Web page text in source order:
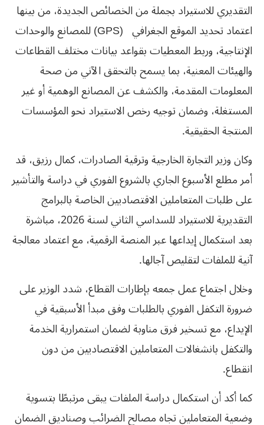
التقديري للاستيراد بجملة من الخصائص الجديدة، من بينها
اعتماد تحديد الموقع الجغرافي (GPS) للمصانع والوحدات
الإنتاجية، وربط المعطيات بقواعد بيانات مختلف القطاعات
والهيئات المعنية، بما يسمح بالتحقق الآني من صحة
المعلومات المقدمة، والكشف عن المصانع الوهمية أو غير
المستغلة، وضمان توجيه رخص الاستيراد نحو المؤسسات
المنتجة الحقيقية.
وكان وزير التجارة الخارجية وترقية الصادرات، كمال رزيق، قد
أمر مطلع الأسبوع الجاري بالشروع الفوري في دراسة والتأشير
على طلبات المتعاملين الاقتصاديين الخاصة بالبرامج
التقديرية للاستيراد للسداسي الثاني لسنة 2026، مباشرة
بعد استكمال إيداعها عبر المنصة الرقمية، مع اعتماد معالجة
آنية للملفات لتقليص آجالها.
وخلال اجتماع عمل جمعه بإطارات القطاع، شدد الوزير على
ضرورة التكفل الفوري بالطلبات وفق مبدأ الأسبقية في
الإيداع، مع تسخير فرق مناوبة لضمان استمرارية الخدمة
والتكفل بانشغالات المتعاملين الاقتصاديين من دون
انقطاع.
كما أكد أن استكمال دراسة الملفات يبقى مرتبطًا بتسوية
وضعية المتعاملين تجاه مصالح الضرائب وصناديق الضمان